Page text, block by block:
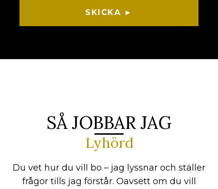
SKICKA ►
SÅ JOBBAR JAG
Lyhörd
Du vet hur du vill bo – jag lyssnar och ställer
frågor tills jag förstår. Oavsett om du vill